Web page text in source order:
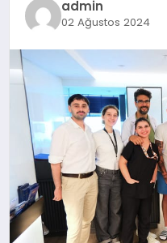
TEKNOLOJI
admin
02 Ağustos 2024